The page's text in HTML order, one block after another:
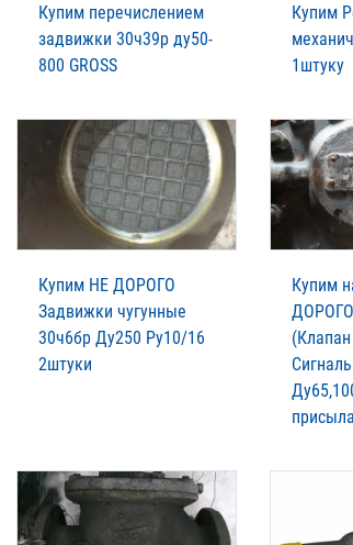
Купим перечислением
задвижки 30ч39р ду50-
800 GROSS
Купим
1штуку
Купим НЕ ДОРОГО
Задвижки чугунные
30ч6бр Ду250 Ру10/16
2штуки
Купим